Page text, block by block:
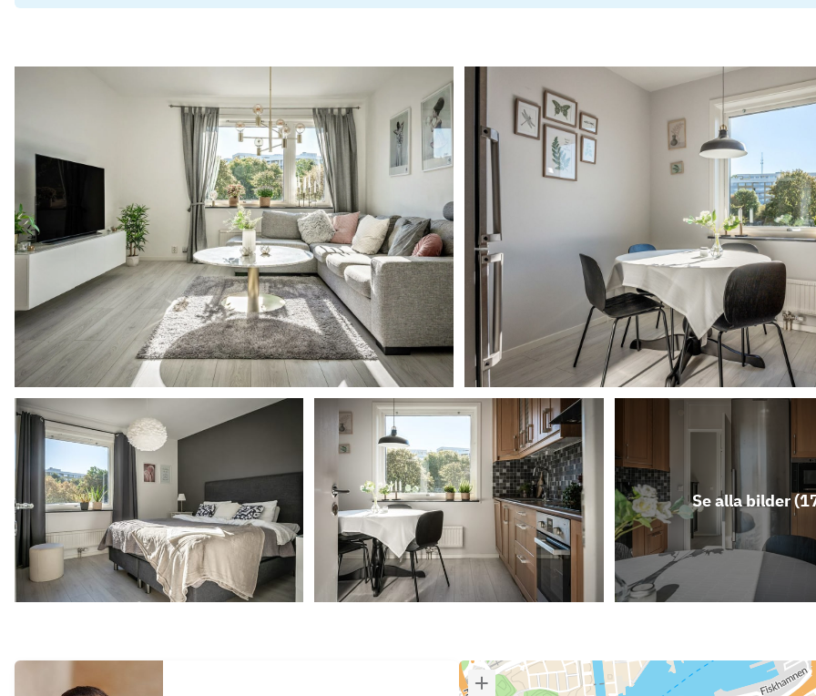
Energideklaration Gröna gatan 41-57 Stadgar
Årsredovisning Blåsut 2025
Objektsbeskrivning
Se alla bilder (